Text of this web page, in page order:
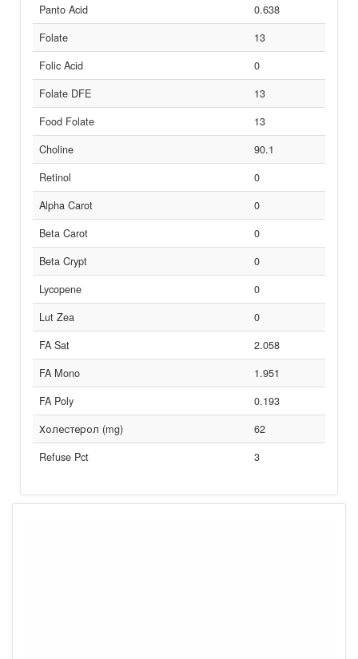
Panto Acid
0.638
Folate
13
Folic Acid
0
Folate DFE
13
Food Folate
13
Choline
90.1
Retinol
0
Alpha Carot
0
Beta Carot
0
Beta Crypt
0
Lycopene
0
Lut Zea
0
FA Sat
2.058
FA Mono
1.951
FA Poly
0.193
Холестерол (mg)
62
Refuse Pct
3